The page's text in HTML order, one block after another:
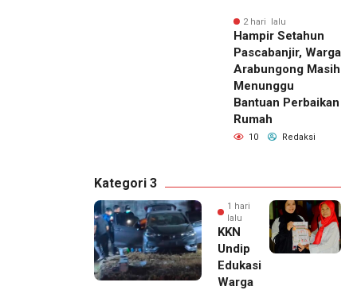
2 hari lalu
Hampir Setahun
Pascabanjir, Warga
Arabungong Masih
Menunggu
Bantuan Perbaikan
Rumah
10 Redaksi
Kategori 3
1 hari
lalu
KKN
Undip
Edukasi
Warga